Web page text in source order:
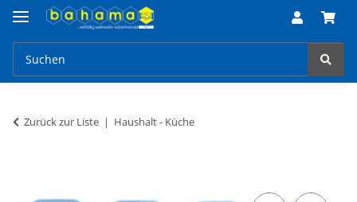
Zurück zur Liste Haushalt - Küche